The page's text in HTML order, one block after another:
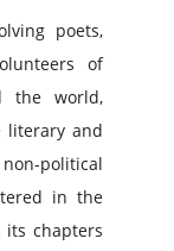
poets,
of
the world,
literary and
political
in the
its chapters